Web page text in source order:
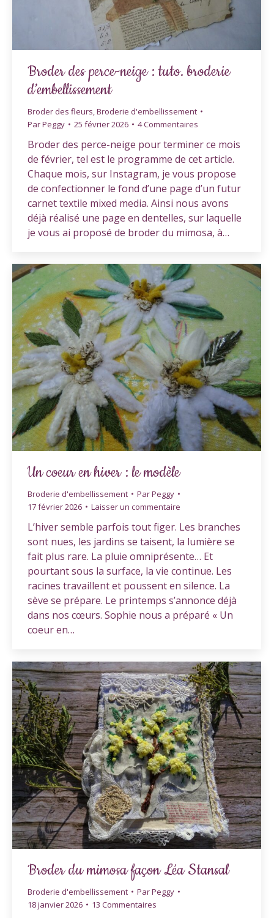
Broder des perce-neige : tuto. broderie
d’embellissement
Broder des fleurs Broderie d'embellissement
ParPeggy 25 février 2026 4 Commentaires
Broder des perce-neige pour terminer ce mois
de février, tel est le programme de cet article.
Chaque mois, sur Instagram, je vous propose
de confectionner le fond d’une page d’un futur
carnet textile mixed media. Ainsi nous avons
déjà réalisé une page en dentelles, sur laquelle
je vous ai proposé de broder du mimosa, à…
Un coeur en hiver : le modèle
Broderie d'embellissement ParPeggy
17 février 2026
Laisser un commentaire
L’hiver semble parfois tout figer. Les branches
sont nues, les jardins se taisent, la lumière se
fait plus rare. La pluie omniprésente… Et
pourtant sous la surface, la vie continue. Les
racines travaillent et poussent en silence. La
sève se prépare. Le printemps s’annonce déjà
dans nos cœurs. Sophie nous a préparé « Un
coeur en…
Broder du mimosa façon Léa Stansal
Broderie d'embellissement ParPeggy
18 janvier 2026
13 Commentaires